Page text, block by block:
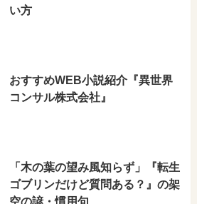
い方
おすすめWEB小説紹介『異世界
コンサル株式会社』
「木の葉の望み風知らず」『転生
ゴブリンだけど質問ある？』の架
空の諺・慣用句